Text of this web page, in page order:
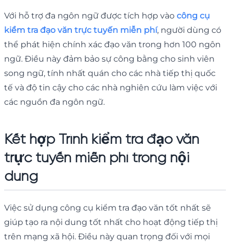
Với hỗ trợ đa ngôn ngữ được tích hợp vào công cụ
kiểm tra đạo văn trực tuyến miễn phí, người dùng có
thể phát hiện chính xác đạo văn trong hơn 100 ngôn
ngữ. Điều này đảm bảo sự công bằng cho sinh viên
song ngữ, tính nhất quán cho các nhà tiếp thị quốc
tế và độ tin cậy cho các nhà nghiên cứu làm việc với
các nguồn đa ngôn ngữ.
Kết hợp Trình kiểm tra đạo văn
trực tuyến miễn phí trong nội
dung
Việc sử dụng công cụ kiểm tra đạo văn tốt nhất sẽ
giúp tạo ra nội dung tốt nhất cho hoạt động tiếp thị
trên mạng xã hội. Điều này quan trọng đối với mọi